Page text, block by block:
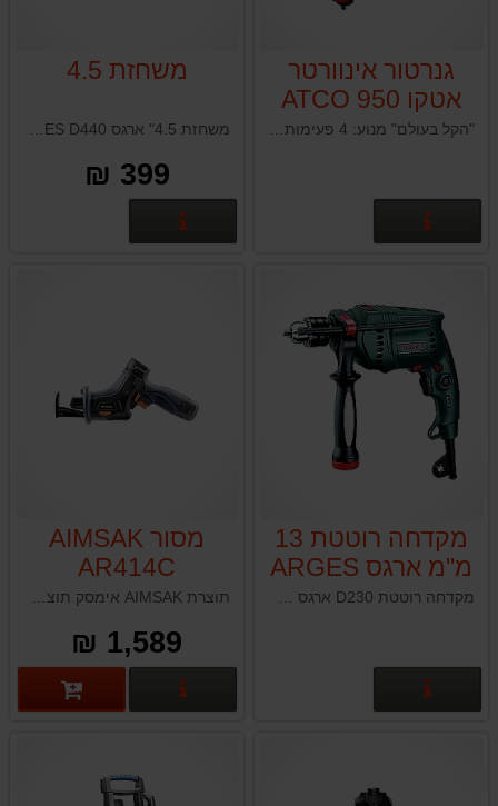
גנרטור אינוורטר
אטקו ATCO 950
משחזת 4.5
399 ₪
מקדחה רוטטת 13
מ''מ ארגס ARGES
D230
מסור AIMSAK
AR414C
1,589 ₪
פרטים נוספים